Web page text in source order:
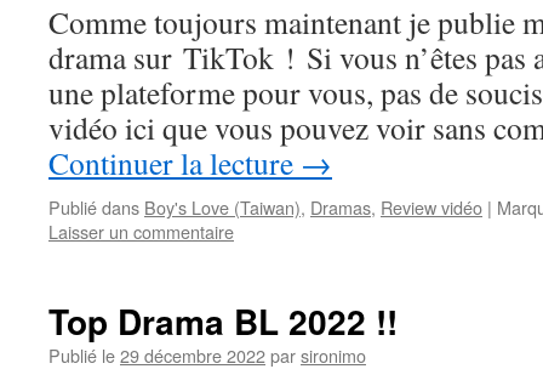
Comme toujours maintenant je publie
drama sur TikTok ! Si vous n’êtes pas
une plateforme pour vous, pas de
vidéo ici que vous pouvez voir sans
Continuer la lecture →
Publié dans Boy's Love (Taiwan), Dramas, Review vidéo |
Laisser un commentaire
Top Drama BL 2022 !!
Publié le29 décembre 2022parsironimo